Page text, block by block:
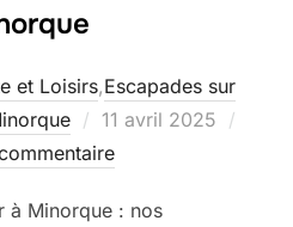
et Loisirs,Escapades sur
Publié
le
11 avril 2025
à Minorque : nos